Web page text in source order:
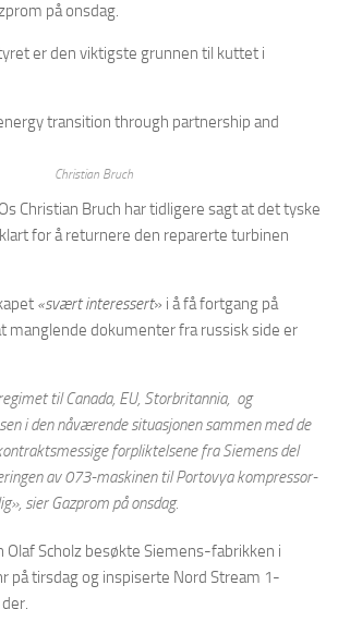
på onsdag.
er den viktigste grunnen til kuttet i
Christian Bruch
Christian Bruch har tidligere sagt at det tyske
for å returnere den reparerte turbinen
«svært interessert» i å få fortgang på
manglende dokumenter fra russisk side er
til Canada, EU, Storbritannia, og
i den nåværende situasjonen sammen med de
forpliktelsene fra Siemens del
av 073-maskinen til Portovya kompressor-
, sier Gazprom på onsdag.
Olaf Scholz besøkte Siemens-fabrikken i
på tirsdag og inspiserte Nord Stream 1-